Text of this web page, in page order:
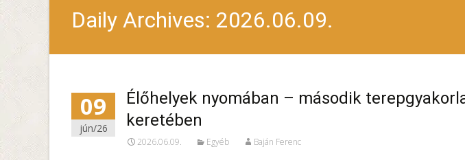
Daily Archives: 2026.06.09.
09
jún/26
Élőhelyek nyomában – második
keretében
2026.06.09. Egyéb Baján Ferenc